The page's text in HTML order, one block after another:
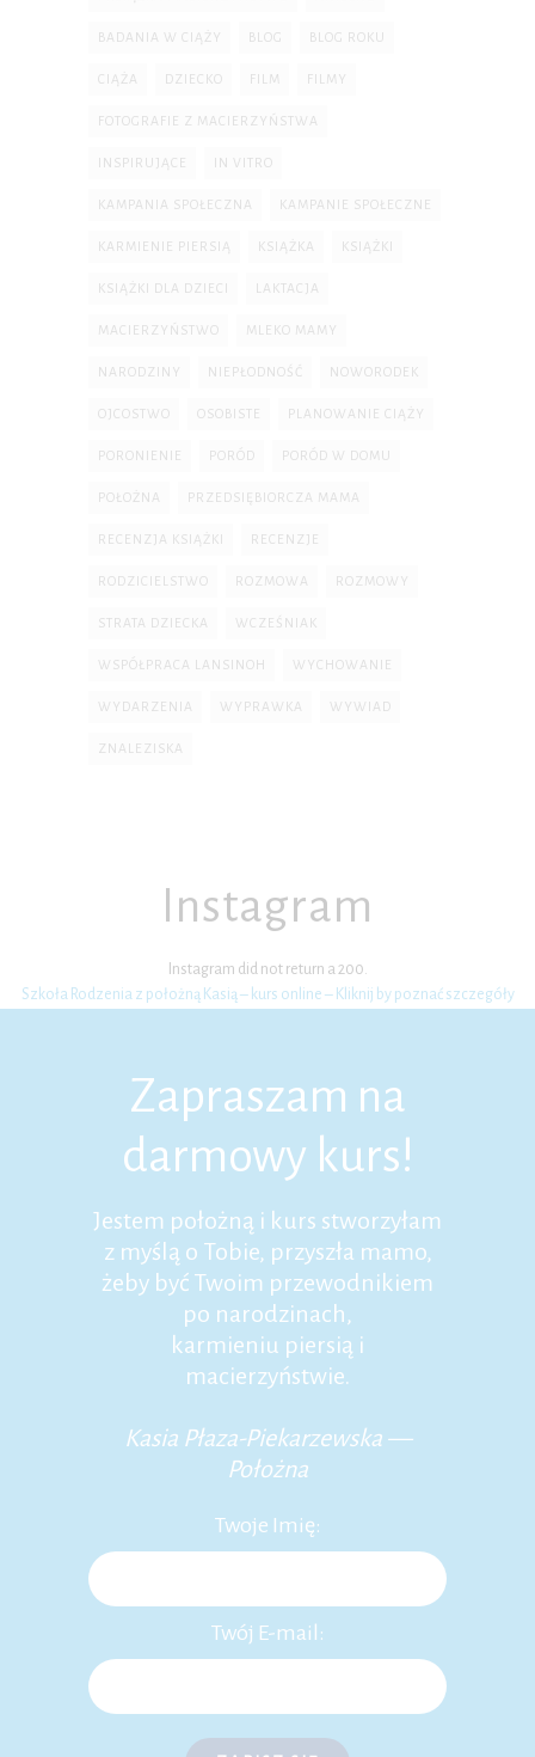
BADANIA W CIĄŻY BLOG BLOG ROKU
CIĄŻA DZIECKO FILM FILMY
FOTOGRAFIE Z MACIERZYŃSTWA
INSPIRUJĄCE IN VITRO
KAMPANIA SPOŁECZNA KAMPANIE SPOŁECZNE
KARMIENIE PIERSIĄ KSIĄŻKA KSIĄŻKI
KSIĄŻKI DLA DZIECI LAKTACJA
MACIERZYŃSTWO MLEKO MAMY
NARODZINY NIEPŁODNOŚĆ NOWORODEK
OJCOSTWO OSOBISTE PLANOWANIE CIĄŻY
PORONIENIE PORÓD PORÓD W DOMU
POŁOŻNA PRZEDSIĘBIORCZA MAMA
RECENZJA KSIĄŻKI RECENZJE
RODZICIELSTWO ROZMOWA ROZMOWY
STRATA DZIECKA WCZEŚNIAK
WSPÓŁPRACA LANSINOH WYCHOWANIE
WYDARZENIA WYPRAWKA WYWIAD
ZNALEZISKA
Instagram
Instagram did not return a 200.
Szkoła Rodzenia z położną Kasią – kurs online – Kliknij by poznać szczegóły
Zapraszam na
darmowy kurs!
Jestem położną i kurs stworzyłam
z myślą o Tobie, przyszła mamo,
żeby być Twoim przewodnikiem
po narodzinach,
karmieniu piersią i
macierzyństwie.
Kasia Płaza-Piekarzewska —
Położna
Twoje Imię:
Twój E-mail: